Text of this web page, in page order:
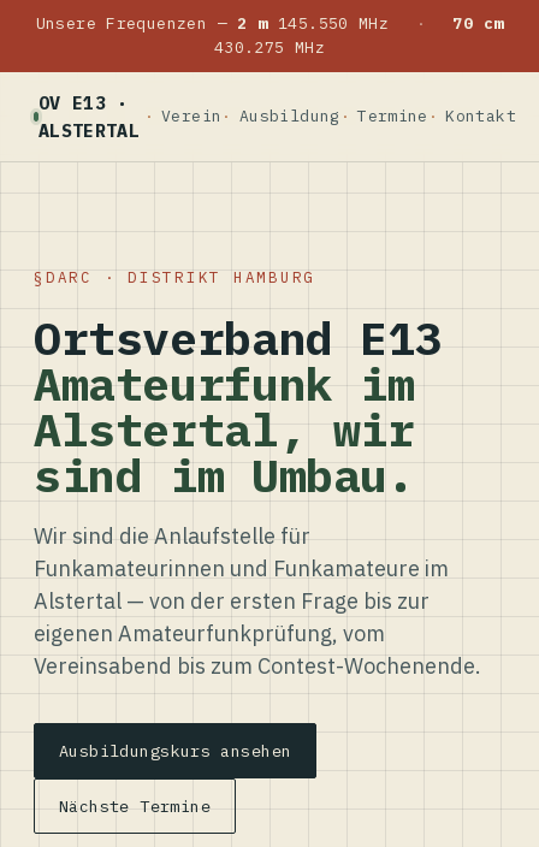
Unsere Frequenzen — 2 m145.550 MHz ·
70 cm
430.275 MHz
OV E13 ·
ALSTERTAL
Verein Ausbildung Termine Kontakt
DARC · DISTRIKT HAMBURG
Ortsverband E13
Amateurfunk im
Alstertal, wir
sind im Umbau.
Wir sind die Anlaufstelle für
Funkamateurinnen und Funkamateure im
Alstertal — von der ersten Frage bis zur
eigenen Amateurfunkprüfung, vom
Vereinsabend bis zum Contest-Wochenende.
Ausbildungskurs ansehen
Nächste Termine